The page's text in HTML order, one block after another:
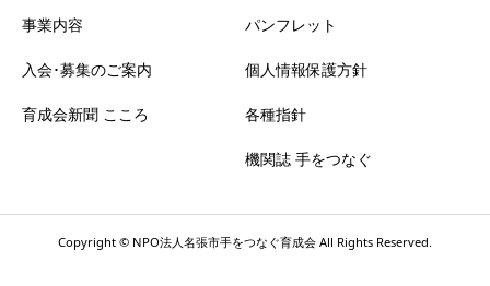
事業内容
入会･募集のご案内
育成会新聞 こころ
パンフレット
個人情報保護方針
各種指針
機関誌 手をつなぐ
Copyright © NPO法人名張市手をつなぐ育成会 All Rights Reserved.